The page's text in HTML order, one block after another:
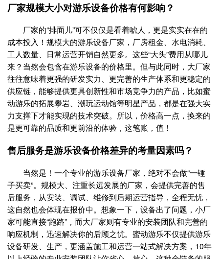
厂家规模大小对游乐设备价格有何影响？
厂家的“排面儿”可不仅仅是看着唬人，更是实实在在的
成本投入！规模大的游乐设备厂家，厂房租金、水电消耗、
工人数量、日常运营开销自然更多。这些“大头”费用从哪儿
来？当然会包含在游乐设备的价格里。但与此同时，大厂家
往往意味着更强的研发实力、更完善的生产体系和更稳定的
供应链，能够提供更具创新性和市场竞争力的产品，比如蜜
动游乐的拓展攀岩、潮玩运动馆等明星产品，都是在强大实
力支撑下才能实现的技术突破。所以，价格高一点，换来的
是更可靠的品质和更前沿的体验，这笔账，值！
售后服务是游乐设备价格差异的考量因素吗？
当然是！一个专业的游乐设备厂家，绝对不会做“一锤
子买卖”。规模大、注重长远发展的厂家，会提供完善的售
后服务，从安装、调试、维修到后期运营指导，全程无忧，
这自然也会体现在报价中。想象一下，设备出了问题，小厂
家可能直接“跑路”，而大厂家则有专业的安装团队和完善的
响应机制，迅速解决你的后顾之忧。蜜动游乐不仅提供游乐
设备研发、生产，更涵盖施工和运营一站式解决方案，10年